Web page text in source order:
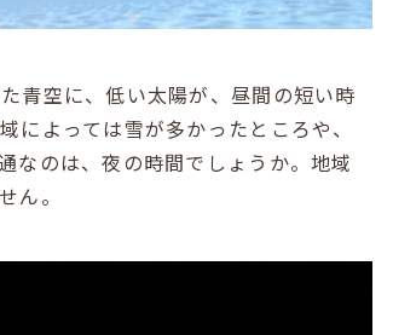
青空に、低い太陽が、昼間の短い時
よっては雪が多かったところや、
なのは、夜の時間でしょうか。地域
ん。